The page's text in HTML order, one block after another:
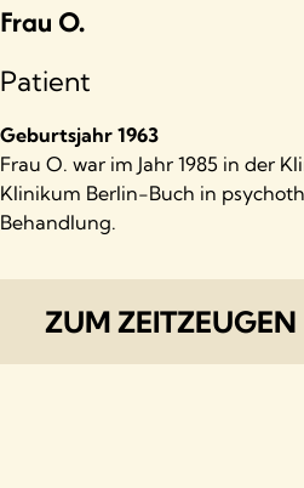
Frau O.
Patient
Geburtsjahr 1963
Frau O. war im Jahr 1985 in der
Klinikum Berlin-Buch in
Behandlung.
ZUM ZEITZEUGEN